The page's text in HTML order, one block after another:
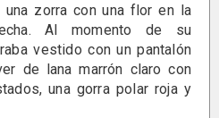
zorra con una flor en la
Al momento de su
vestido con un pantalón
de lana marrón claro con
una gorra polar roja y